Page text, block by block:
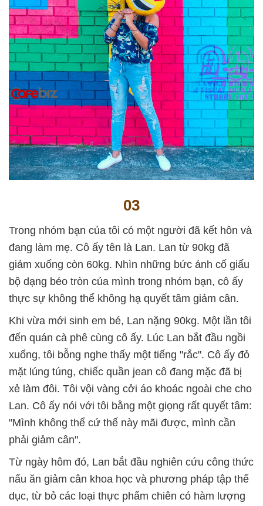
03
Trong nhóm bạn của tôi có một người đã kết hôn và
đang làm mẹ. Cô ấy tên là Lan. Lan từ 90kg đã
giảm xuống còn 60kg. Nhìn những bức ảnh cố giấu
bộ dạng béo tròn của mình trong nhóm bạn, cô ấy
thực sự không thể không hạ quyết tâm giảm cân.
Khi vừa mới sinh em bé, Lan nặng 90kg. Một lần tôi
đến quán cà phê cùng cô ấy. Lúc Lan bắt đầu ngồi
xuống, tôi bỗng nghe thấy một tiếng "rắc". Cô ấy đỏ
mặt lúng túng, chiếc quần jean cô đang mặc đã bị
xẻ làm đôi. Tôi vội vàng cởi áo khoác ngoài che cho
Lan. Cô ấy nói với tôi bằng một giọng rất quyết tâm:
"Mình không thể cứ thế này mãi được, mình cần
phải giảm cân".
Từ ngày hôm đó, Lan bắt đầu nghiên cứu công thức
nấu ăn giảm cân khoa học và phương pháp tập thể
dục, từ bỏ các loại thực phẩm chiên có hàm lượng